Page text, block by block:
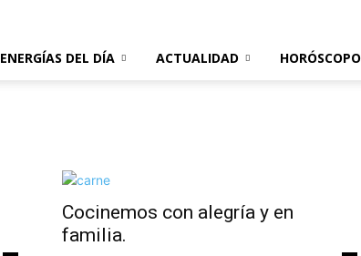
ENERGÍAS DEL DÍA ACTUALIDAD HORÓSCOPO
Cocinemos con alegría y en
familia.